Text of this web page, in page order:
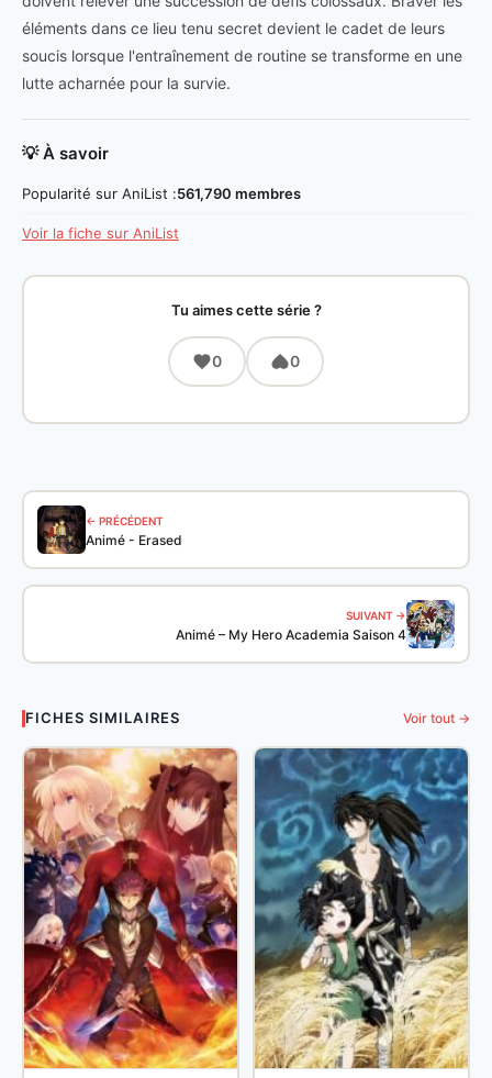
éléments dans ce lieu tenu secret devient le cadet de leurs
soucis lorsque l'entraînement de routine se transforme en une
lutte acharnée pour la survie.
💡 À savoir
Popularité sur AniList :561,790 membres
Voir la fiche sur AniList
Tu aimes cette série ?
0 0
← PRÉCÉDENT
Animé - Erased
SUIVANT →
Animé – My Hero Academia Saison 4
FICHES SIMILAIRES Voir tout →